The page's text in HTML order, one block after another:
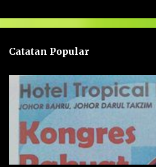
a
Catatan Popular